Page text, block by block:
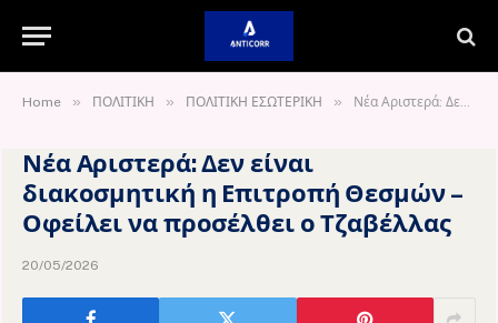
Home » ΠΟΛΙΤΙΚΗ » ΠΟΛΙΤΙΚΗ ΕΣΩΤΕΡΙΚΗ » Νέα Αριστερά: Δεν είναι διακοσμητική η Επιτροπή Θεσμών – Οφείλει να προσέλθει ο Τζαβέλλας
Νέα Αριστερά: Δεν είναι
διακοσμητική η Επιτροπή Θεσμών –
Οφείλει να προσέλθει ο Τζαβέλλας
20/05/2026